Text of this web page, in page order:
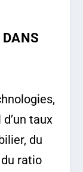
DANS
taux
du
ratio